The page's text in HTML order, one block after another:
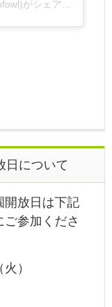
日について
開放日は下記
参加くださ
）